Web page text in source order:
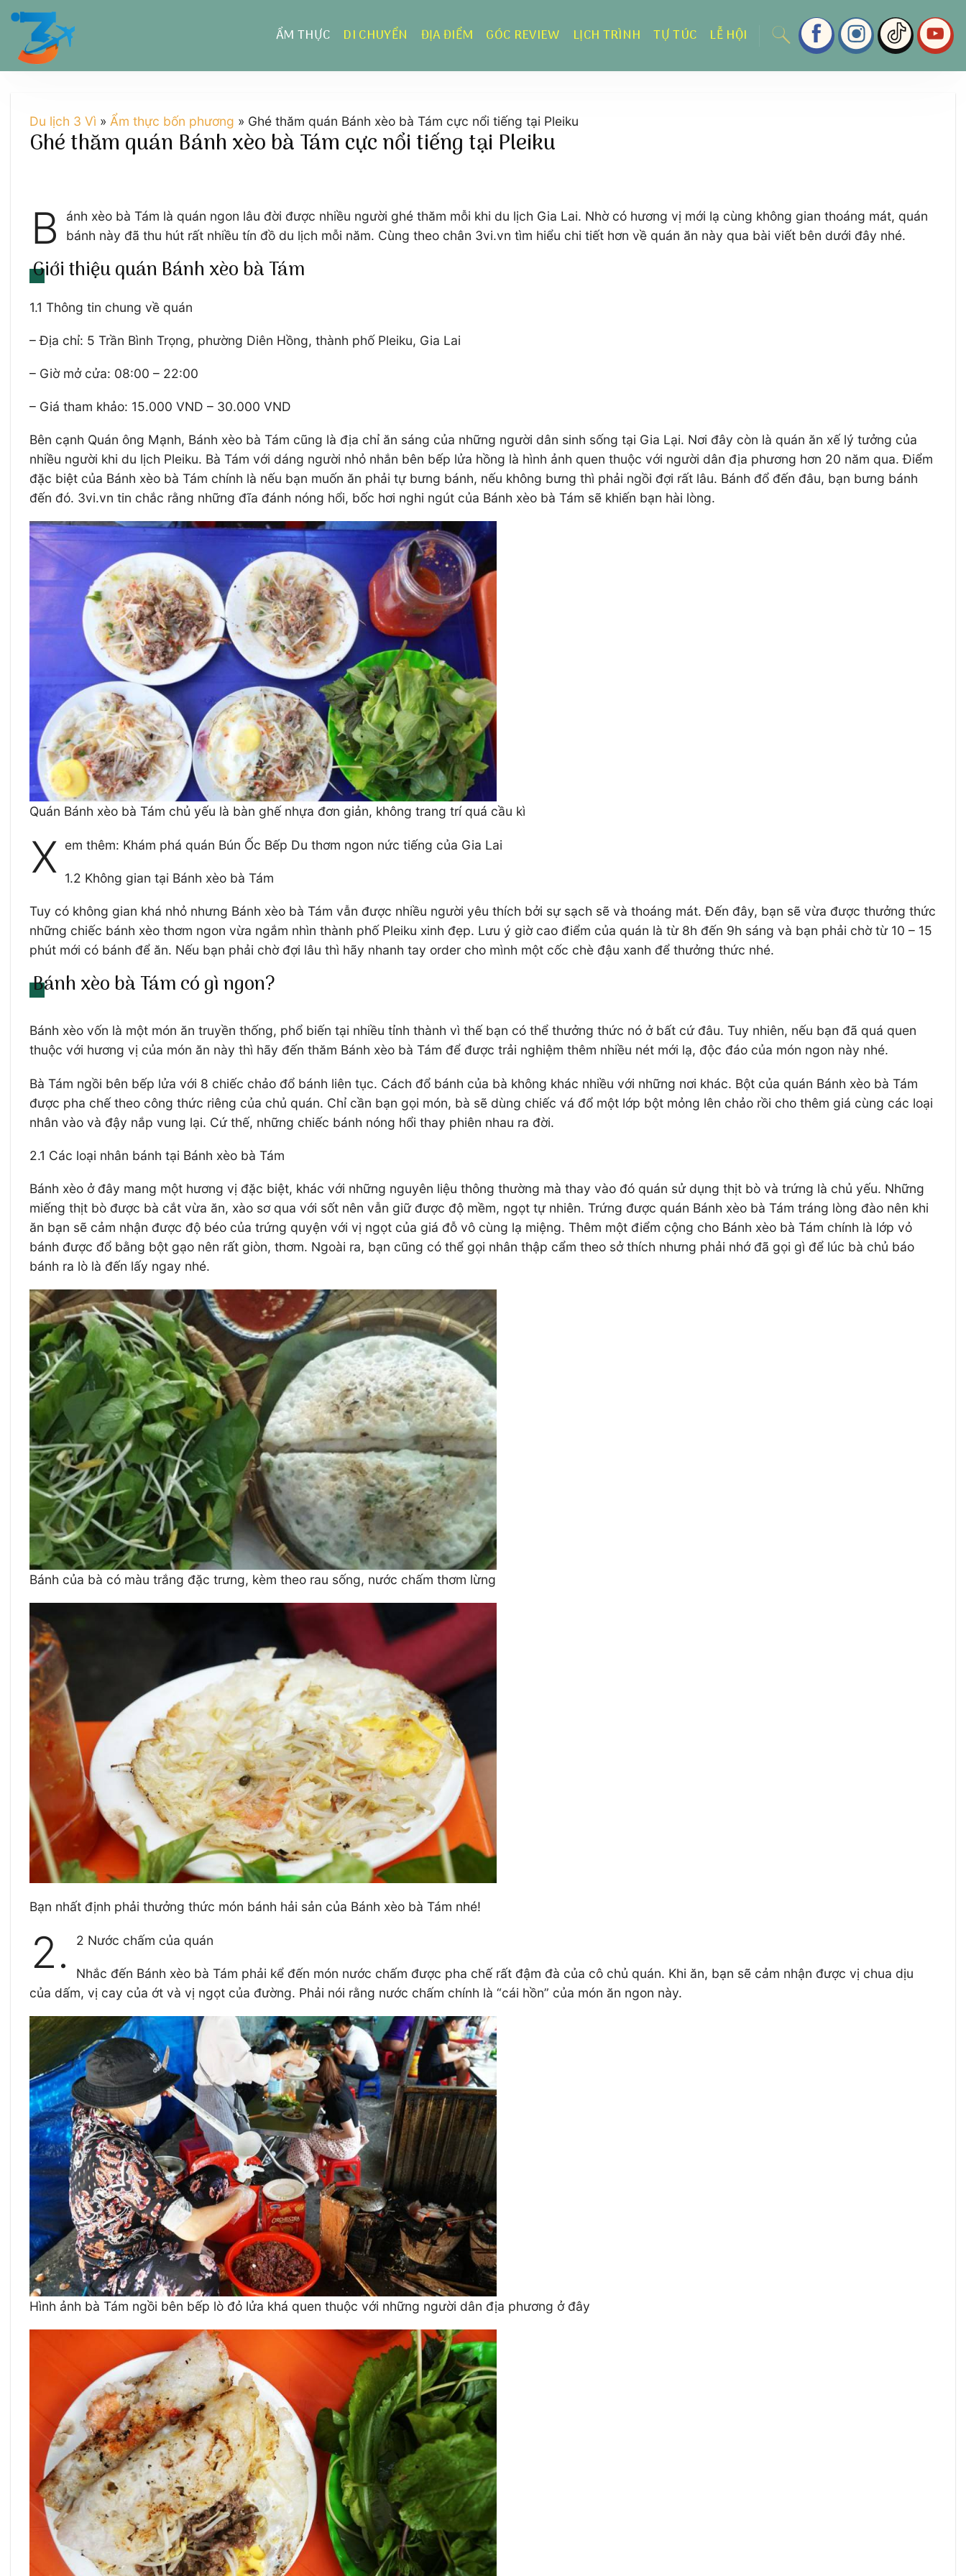
Chuyển
dung
ẨM THỰC DI CHUYỂN ĐỊA ĐIỂM GÓC REVIEW LỊCH TRÌNH TỰ TÚC LỄ HỘI
Du lịch 3 Vì » Ẩm thực bốn phương » Ghé thăm quán Bánh xèo bà Tám cực nổi tiếng tại Pleiku
Ghé thăm quán Bánh xèo bà Tám cực nổi tiếng tại Pleiku
B
ánh xèo bà Tám là quán ngon lâu đời được nhiều người ghé thăm mỗi khi du lịch Gia Lai. Nhờ có hương vị mới lạ cùng không gian thoáng mát, quán
bánh này đã thu hút rất nhiều tín đồ du lịch mỗi năm. Cùng theo chân 3vi.vn tìm hiểu chi tiết hơn về quán ăn này qua bài viết bên dưới đây nhé.
Giới thiệu quán Bánh xèo bà Tám
1.1 Thông tin chung về quán
– Địa chỉ: 5 Trần Bình Trọng, phường Diên Hồng, thành phố Pleiku, Gia Lai
– Giờ mở cửa: 08:00 – 22:00
– Giá tham khảo: 15.000 VND – 30.000 VND
Bên cạnh Quán ông Mạnh, Bánh xèo bà Tám cũng là địa chỉ ăn sáng của những người dân sinh sống tại Gia Lại. Nơi đây còn là quán ăn xế lý tưởng của
nhiều người khi du lịch Pleiku. Bà Tám với dáng người nhỏ nhắn bên bếp lửa hồng là hình ảnh quen thuộc với người dân địa phương hơn 20 năm qua. Điểm
đặc biệt của Bánh xèo bà Tám chính là nếu bạn muốn ăn phải tự bưng bánh, nếu không bưng thì phải ngồi đợi rất lâu. Bánh đổ đến đâu, bạn bưng bánh
đến đó. 3vi.vn tin chắc rằng những đĩa đánh nóng hổi, bốc hơi nghi ngút của Bánh xèo bà Tám sẽ khiến bạn hài lòng.
Quán Bánh xèo bà Tám chủ yếu là bàn ghế nhựa đơn giản, không trang trí quá cầu kì
X em thêm: Khám phá quán Bún Ốc Bếp Du thơm ngon nức tiếng của Gia Lai
1.2 Không gian tại Bánh xèo bà Tám
Tuy có không gian khá nhỏ nhưng Bánh xèo bà Tám vẫn được nhiều người yêu thích bởi sự sạch sẽ và thoáng mát. Đến đây, bạn sẽ vừa được thưởng thức
những chiếc bánh xèo thơm ngon vừa ngắm nhìn thành phố Pleiku xinh đẹp. Lưu ý giờ cao điểm của quán là từ 8h đến 9h sáng và bạn phải chờ từ 10 – 15
phút mới có bánh để ăn. Nếu bạn phải chờ đợi lâu thì hãy nhanh tay order cho mình một cốc chè đậu xanh để thưởng thức nhé.
Bánh xèo bà Tám có gì ngon?
Bánh xèo vốn là một món ăn truyền thống, phổ biến tại nhiều tỉnh thành vì thế bạn có thể thưởng thức nó ở bất cứ đâu. Tuy nhiên, nếu bạn đã quá quen
thuộc với hương vị của món ăn này thì hãy đến thăm Bánh xèo bà Tám để được trải nghiệm thêm nhiều nét mới lạ, độc đáo của món ngon này nhé.
Bà Tám ngồi bên bếp lửa với 8 chiếc chảo đổ bánh liên tục. Cách đổ bánh của bà không khác nhiều với những nơi khác. Bột của quán Bánh xèo bà Tám
được pha chế theo công thức riêng của chủ quán. Chỉ cần bạn gọi món, bà sẽ dùng chiếc vá đổ một lớp bột mỏng lên chảo rồi cho thêm giá cùng các loại
nhân vào và đậy nắp vung lại. Cứ thế, những chiếc bánh nóng hổi thay phiên nhau ra đời.
2.1 Các loại nhân bánh tại Bánh xèo bà Tám
Bánh xèo ở đây mang một hương vị đặc biệt, khác với những nguyên liệu thông thường mà thay vào đó quán sử dụng thịt bò và trứng là chủ yếu. Những
miếng thịt bò được bà cắt vừa ăn, xào sơ qua với sốt nên vẫn giữ được độ mềm, ngọt tự nhiên. Trứng được quán Bánh xèo bà Tám tráng lòng đào nên khi
ăn bạn sẽ cảm nhận được độ béo của trứng quyện với vị ngọt của giá đỗ vô cùng lạ miệng. Thêm một điểm cộng cho Bánh xèo bà Tám chính là lớp vỏ
bánh được đổ bằng bột gạo nên rất giòn, thơm. Ngoài ra, bạn cũng có thể gọi nhân thập cẩm theo sở thích nhưng phải nhớ đã gọi gì để lúc bà chủ báo
bánh ra lò là đến lấy ngay nhé.
Bánh của bà có màu trắng đặc trưng, kèm theo rau sống, nước chấm thơm lừng
Bạn nhất định phải thưởng thức món bánh hải sản của Bánh xèo bà Tám nhé!
2. 2 Nước chấm của quán
Nhắc đến Bánh xèo bà Tám phải kể đến món nước chấm được pha chế rất đậm đà của cô chủ quán. Khi ăn, bạn sẽ cảm nhận được vị chua dịu
của dấm, vị cay của ớt và vị ngọt của đường. Phải nói rằng nước chấm chính là “cái hồn” của món ăn ngon này.
Hình ảnh bà Tám ngồi bên bếp lò đỏ lửa khá quen thuộc với những người dân địa phương ở đây